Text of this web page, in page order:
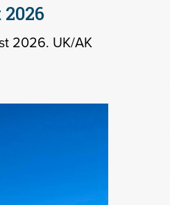
2026. UK/AK